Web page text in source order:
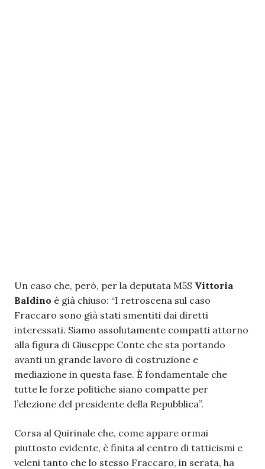
Un caso che, però, per la deputata M5S Vittoria
Baldino è già chiuso: “I retroscena sul caso
Fraccaro sono già stati smentiti dai diretti
interessati. Siamo assolutamente compatti attorno
alla figura di Giuseppe Conte che sta portando
avanti un grande lavoro di costruzione e
mediazione in questa fase. È fondamentale che
tutte le forze politiche siano compatte per
l’elezione del presidente della Repubblica”.
Corsa al Quirinale che, come appare ormai
piuttosto evidente, è finita al centro di tatticismi e
veleni tanto che lo stesso Fraccaro, in serata, ha